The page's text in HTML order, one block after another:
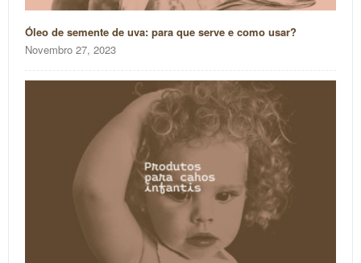
Óleo de semente de uva: para que serve e como usar?
Novembro 27, 2023